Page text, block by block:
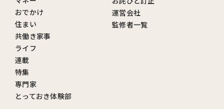
おでかけ
住まい
共働き家事
ライフ
連載
特集
専門家
とっておき体験部
運営会社
監修者一覧